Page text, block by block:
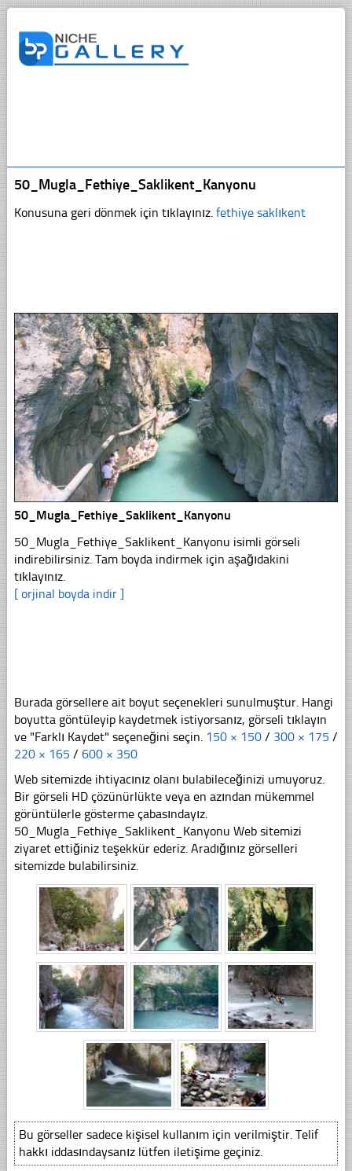
50_Mugla_Fethiye_Saklikent_Kanyonu
Konusuna geri dönmek için tıklayınız. fethiye saklıkent
50_Mugla_Fethiye_Saklikent_Kanyonu
50_Mugla_Fethiye_Saklikent_Kanyonu isimli görseli
indirebilirsiniz. Tam boyda indirmek için aşağıdakini
tıklayınız.
[ orjinal boyda indir ]
Burada görsellere ait boyut seçenekleri sunulmuştur. Hangi
boyutta göntüleyip kaydetmek istiyorsanız, görseli tıklayın
ve "Farklı Kaydet" seçeneğini seçin. 150 × 150 / 300 × 175 /
220 × 165 / 600 × 350
Web sitemizde ihtiyacınız olanı bulabileceğinizi umuyoruz.
Bir görseli HD çözünürlükte veya en azından mükemmel
görüntülerle gösterme çabasındayız.
50_Mugla_Fethiye_Saklikent_Kanyonu Web sitemizi
ziyaret ettiğiniz teşekkür ederiz. Aradığınız görselleri
sitemizde bulabilirsiniz.
Bu görseller sadece kişisel kullanım için verilmiştir. Telif
hakkı iddasındaysanız lütfen iletişime geçiniz.